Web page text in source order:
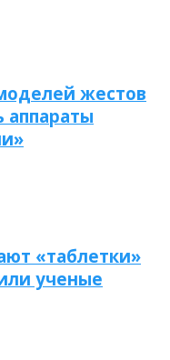
жестов
аппараты
«таблетки»
ученые